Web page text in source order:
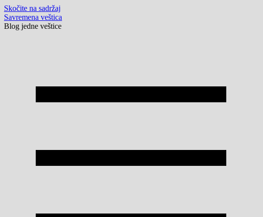
Skočite na sadržaj
Savremena veštica
Blog jedne veštice